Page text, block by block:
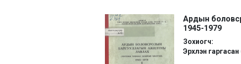
Ардын
1945-1979
Зохиогч:
Эрхлэн